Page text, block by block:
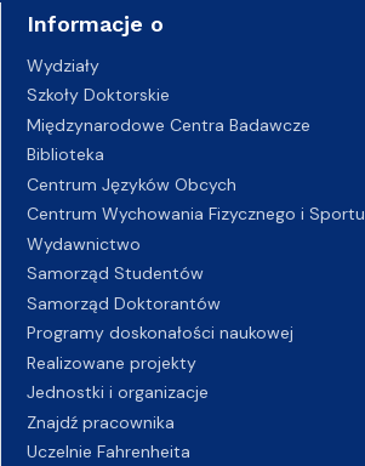
Informacje o
Wydziały
Szkoły Doktorskie
Międzynarodowe Centra Badawcze
Biblioteka
Centrum Języków Obcych
Centrum Wychowania Fizycznego i Sportu
Wydawnictwo
Samorząd Studentów
Samorząd Doktorantów
Programy doskonałości naukowej
Realizowane projekty
Jednostki i organizacje
Znajdź pracownika
Uczelnie Fahrenheita